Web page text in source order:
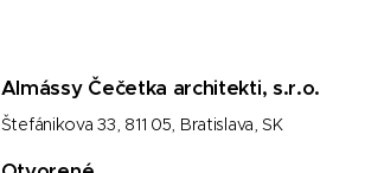
Almássy Čečetka architekti, s.r.o.
Štefánikova 33, 811 05, Bratislava, SK